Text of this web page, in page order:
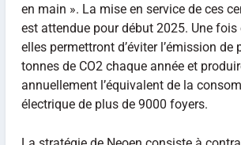
en main ». La mise en service de ces
est attendue pour début 2025. Une fois
elles permettront d’éviter l’émission de
tonnes de CO2 chaque année et
annuellement l’équivalent de la
électrique de plus de 9000 foyers.